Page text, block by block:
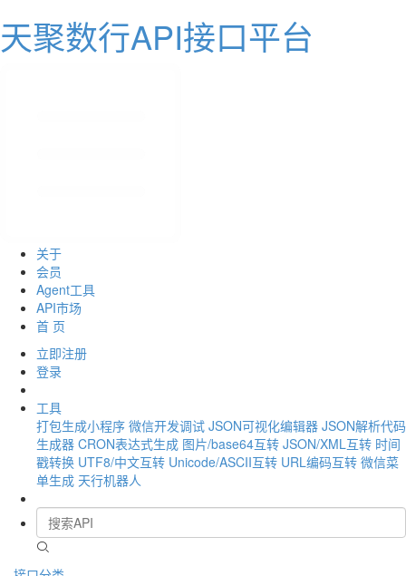
天聚数行API接口平台
关于
会员
Agent工具
API市场
首 页
立即注册
登录
工具
打包生成小程序 微信开发调试 JSON可视化编辑器 JSON解析代码
生成器 CRON表达式生成 图片/base64互转 JSON/XML互转 时间
戳转换 UTF8/中文互转 Unicode/ASCII互转 URL编码互转 微信菜
单生成 天行机器人